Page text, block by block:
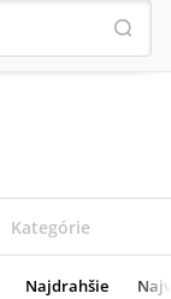
Kategórie
Najdrahšie